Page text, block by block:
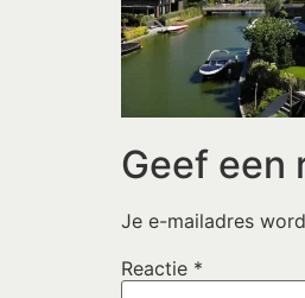
Geef een
Je e-mailadres
Reactie *